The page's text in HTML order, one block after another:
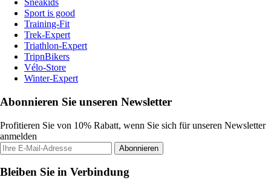
Sneakids
Sport is good
Training-Fit
Trek-Expert
Triathlon-Expert
TripnBikers
Vélo-Store
Winter-Expert
Abonnieren Sie unseren Newsletter
Profitieren Sie von 10% Rabatt, wenn Sie sich für unseren Newsletter
anmelden
Abonnieren
Bleiben Sie in Verbindung